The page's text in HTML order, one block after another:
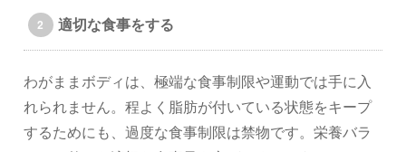
適切な食事をする
わがままボディは、極端な食事制限や運動では手に入
れられません。程よく脂肪が付いている状態をキープ
するためにも、過度な食事制限は禁物です。栄養バラ